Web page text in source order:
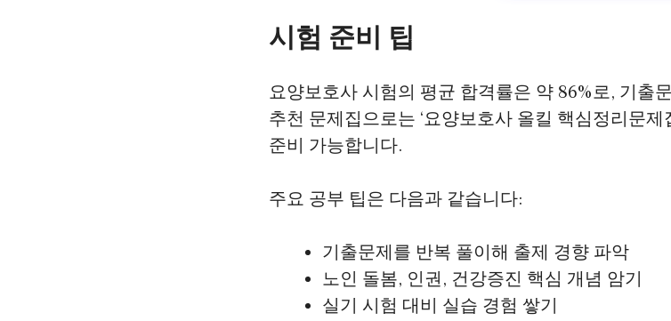
시험 준비 팁
요양보호사 시험의 평균 합격률은 약 86%로, 기출
추천 문제집으로는 ‘요양보호사 올킬 핵심정리문
준비 가능합니다.
주요 공부 팁은 다음과 같습니다:
기출문제를 반복 풀이해 출제 경향 파악
노인 돌봄, 인권, 건강증진 핵심 개념 암기
실기 시험 대비 실습 경험 쌓기